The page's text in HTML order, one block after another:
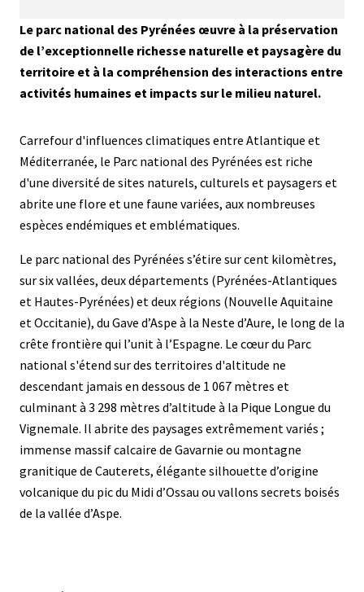
Description
courte
Le parc national des Pyrénées œuvre à la préservation
de l’exceptionnelle richesse naturelle et paysagère du
territoire et à la compréhension des interactions entre
activités humaines et impacts sur le milieu naturel.
Description
Carrefour d'influences climatiques entre Atlantique et
Méditerranée, le Parc national des Pyrénées est riche
d'une diversité de sites naturels, culturels et paysagers et
abrite une flore et une faune variées, aux nombreuses
espèces endémiques et emblématiques.
Le parc national des Pyrénées s’étire sur cent kilomètres,
sur six vallées, deux départements (Pyrénées-Atlantiques
et Hautes-Pyrénées) et deux régions (Nouvelle Aquitaine
et Occitanie), du Gave d’Aspe à la Neste d’Aure, le long de la
crête frontière qui l’unit à l’Espagne. Le cœur du Parc
national s'étend sur des territoires d'altitude ne
descendant jamais en dessous de 1 067 mètres et
culminant à 3 298 mètres d’altitude à la Pique Longue du
Vignemale. Il abrite des paysages extrêmement variés ;
immense massif calcaire de Gavarnie ou montagne
granitique de Cauterets, élégante silhouette d’origine
volcanique du pic du Midi d’Ossau ou vallons secrets boisés
de la vallée d’Aspe.